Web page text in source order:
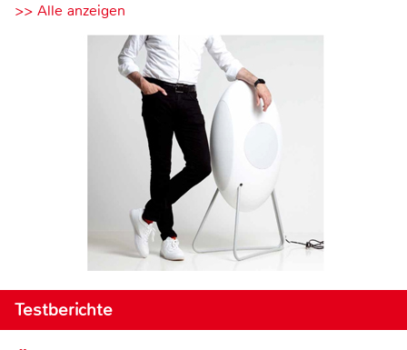
>> Alle anzeigen
Testberichte